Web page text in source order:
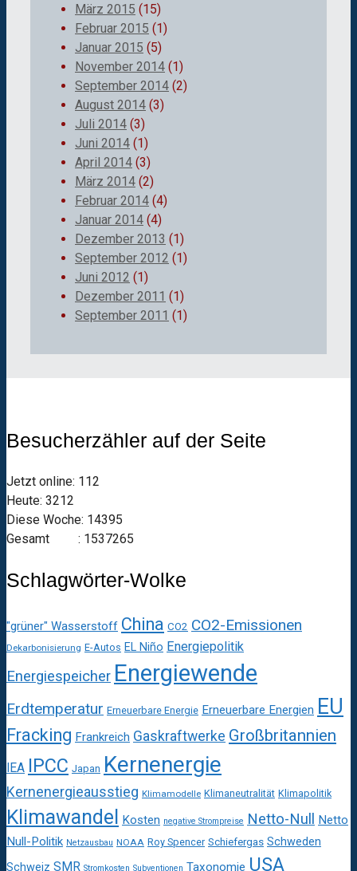
März 2015 (15)
Februar 2015 (1)
Januar 2015 (5)
November 2014 (1)
September 2014 (2)
August 2014 (3)
Juli 2014 (3)
Juni 2014 (1)
April 2014 (3)
März 2014 (2)
Februar 2014 (4)
Januar 2014 (4)
Dezember 2013 (1)
September 2012 (1)
Juni 2012 (1)
Dezember 2011 (1)
September 2011 (1)
Besucherzähler auf der Seite
Jetzt online: 112
Heute: 3212
Diese Woche: 14395
Gesamt : 1537265
Schlagwörter-Wolke
"grüner" Wasserstoff China CO2 CO2-Emissionen
Dekarbonisierung E-Autos EL Niño Energiepolitik
Energiespeicher Energiewende
Erdtemperatur Erneuerbare Energie Erneuerbare Energien EU
Fracking Frankreich Gaskraftwerke Großbritannien
IEA IPCC Japan Kernenergie
Kernenergieausstieg Klimamodelle Klimaneutralität Klimapolitik
Klimawandel Kosten negative Strompreise Netto-Null Netto
Null-Politik Netzausbau NOAA Roy Spencer Schiefergas Schweden
Schweiz SMR Stromkosten Subventionen Taxonomie USA